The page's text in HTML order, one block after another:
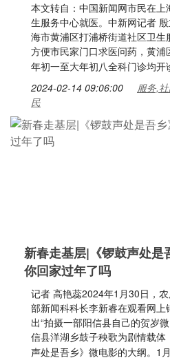
本文转自：中国新闻网市民在
生服务中心就医。中新网记者
海市黄浦区打浦桥街道社区卫
方便市民家门口求医问药，黄
年初一至大年初八全科门诊均开
2024-02-14 09:06:00
服务,
民
新春走基层|《锣鼓声处是
你回家过年了吗
记者 高艳蕊2024年1月30日，
部新闻科科长李新睿在观看网
出“拍摄一部阳信县自己的贺岁
信县洋湖乡鼓子秧歌为剧情载
声处是吾乡》微电影的大纲。1